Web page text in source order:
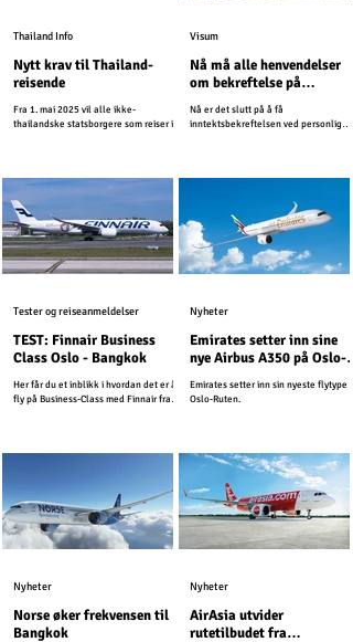
Nytt krav til Thailand-
reisende
Fra 1. mai 2025 vil alle ikke-
thailandske statsborgere som reiser inn
Thailand Info
Nå må alle henvendelser
om bekreftelse på
ambassaden per post
Nå er det slutt på å få
inntektsbekreftelsen ved personlig
Visum
TEST: Finnair Business
Class Oslo - Bangkok
Her får du et inblikk i hvordan det er å
fly på Business-Class med Finnair fra
Tester og reiseanmeldelser
Emirates setter inn sine
nye Airbus A350 på Oslo-
Emirates setter inn sin nyeste flytype
Oslo-Ruten.
Nyheter
Norse øker frekvensen til
Bangkok
Nyheter
AirAsia utvider
rutetilbudet fra
Nyheter